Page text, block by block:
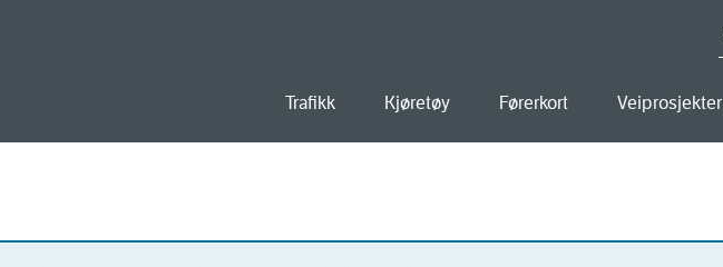
Trafikk Kjøretøy Førerkort Veiprosjekter